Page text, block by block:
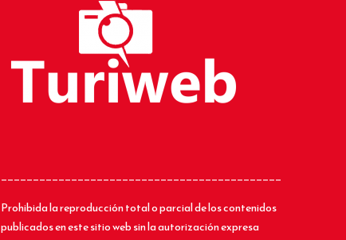
____________________________________________
Prohibida la reproducción total o parcial de los contenidos
publicados en este sitio web sin la autorización expresa